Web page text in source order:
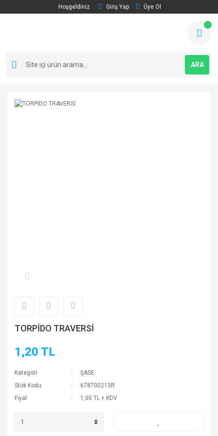
Hoşgeldiniz Giriş Yap Üye Ol
ARA
TORPİDO TRAVERSİ
1,20 TL
Kategori
ŞASE
Stok Kodu
678700213R
Fiyat
1,00 TL + KDV